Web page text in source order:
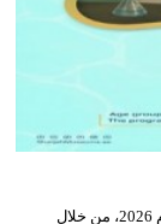
تواصل هيئة الشارقة للمتاحف تنفيذ برنامجها الصيفي لعام 2026، من خلال